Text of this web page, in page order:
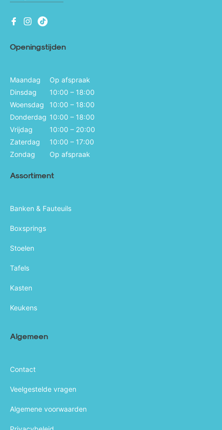
Fb Ins Ins
Openingstijden
Maandag
Op afspraak
Dinsdag
10:00 – 18:00
Woensdag
10:00 – 18:00
Donderdag 10:00 – 18:00
Vrijdag
10:00 – 20:00
Zaterdag
10:00 – 17:00
Zondag
Op afspraak
Assortiment
Banken & Fauteuils
Boxsprings
Stoelen
Tafels
Kasten
Keukens
Algemeen
Contact
Veelgestelde vragen
Algemene voorwaarden